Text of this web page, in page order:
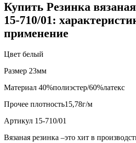
Купить Резинка
15-710/01:
применение
Цвет белый
Размер 23мм
Материал 40%полиэстер/60%латекс
Прочее плотность15,78г/м
Артикул 15-710/01
Вязаная резинка –это хит в